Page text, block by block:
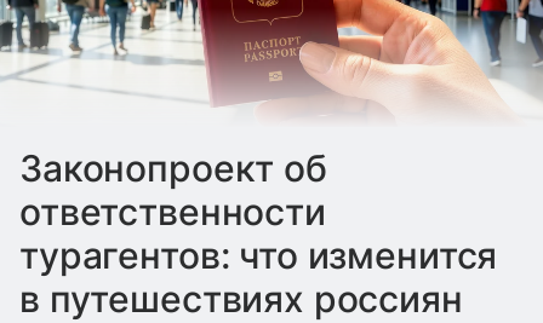
Законопроект об
ответственности
турагентов: что изменится
в путешествиях россиян